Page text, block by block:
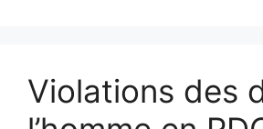
Violations des